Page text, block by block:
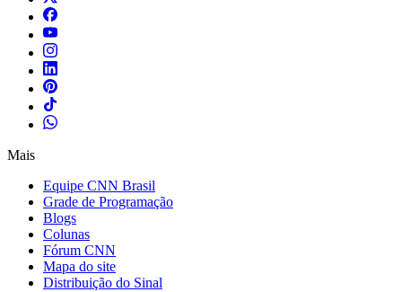
Mais
Equipe CNN Brasil
Grade de Programação
Blogs
Colunas
Fórum CNN
Mapa do site
Distribuição do Sinal